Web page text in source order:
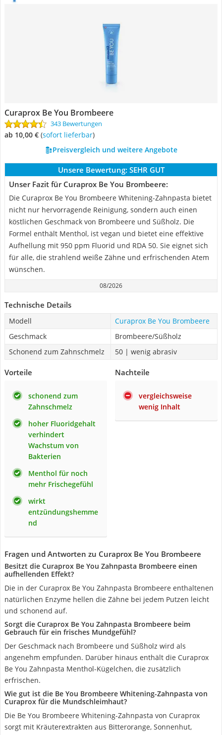
Curaprox Be You Brombeere
343 Bewertungen
ab 10,00 € ( Sofort lieferbar)
Preisvergleich und weitere Angebote
Unsere Bewertung: SEHR GUT
Unser Fazit für Curaprox Be You Brombeere:
Die Curaprox Be You Brombeere Whitening-Zahnpasta bietet
nicht nur hervorragende Reinigung, sondern auch einen
köstlichen Geschmack von Brombeere und Süßholz. Die
Formel enthält Menthol, ist vegan und bietet eine effektive
Aufhellung mit 950 ppm Fluorid und RDA 50. Sie eignet sich
für alle, die strahlend weiße Zähne und erfrischenden Atem
wünschen.
08/2026
Technische Details
Modell
Curaprox Be You Brombeere
Geschmack
Brombeere/Süßholz
Schonend zum Zahnschmelz
50 | wenig abrasiv
Vorteile
schonend zum
Zahnschmelz
hoher Fluoridgehalt
verhindert
Wachstum von
Bakterien
Menthol für noch
mehr Frischegefühl
wirkt
entzündungshemme
nd
Nachteile
vergleichsweise
wenig Inhalt
Fragen und Antworten zu Curaprox Be You Brombeere
Besitzt die Curaprox Be You Zahnpasta Brombeere einen
aufhellenden Effekt?
Die in der Curaprox Be You Zahnpasta Brombeere enthaltenen
natürlichen Enzyme hellen die Zähne bei jedem Putzen leicht
und schonend auf.
Sorgt die Curaprox Be You Zahnpasta Brombeere beim
Gebrauch für ein frisches Mundgefühl?
Der Geschmack nach Brombeere und Süßholz wird als
angenehm empfunden. Darüber hinaus enthält die Curaprox
Be You Zahnpasta Menthol-Kügelchen, die zusätzlich
erfrischen.
Wie gut ist die Be You Brombeere Whitening-Zahnpasta von
Curaprox für die Mundschleimhaut?
Die Be You Brombeere Whitening-Zahnpasta von Curaprox
sorgt mit Kräuterextrakten aus Bitterorange, Sonnenhut,